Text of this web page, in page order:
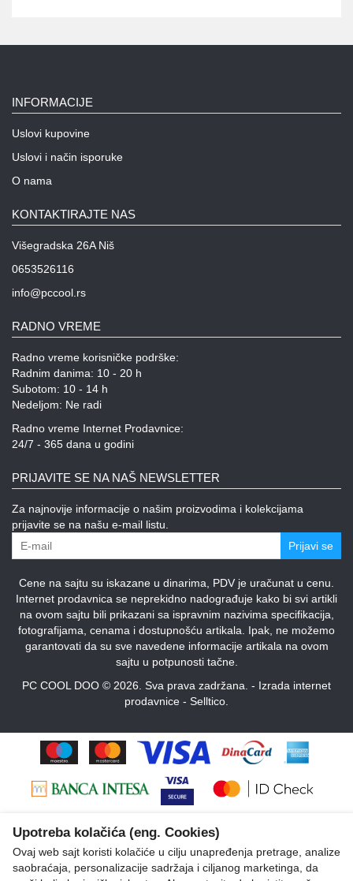
INFORMACIJE
Uslovi kupovine
Uslovi i način isporuke
O nama
KONTAKTIRAJTE NAS
Višegradska 26A Niš
0653526116
info@pccool.rs
RADNO VREME
Radno vreme korisničke podrške:
Radnim danima: 10 - 20 h
Subotom: 10 - 14 h
Nedeljom: Ne radi
Radno vreme Internet Prodavnice:
24/7 - 365 dana u godini
PRIJAVITE SE NA NAŠ NEWSLETTER
Za najnovije informacije o našim proizvodima i kolekcijama
prijavite se na našu e-mail listu.
Prijavi se
Cene na sajtu su iskazane u dinarima, PDV je uračunat u cenu.
Internet prodavnica se neprekidno nadograđuje kako bi svi artikli
na ovom sajtu bili prikazani sa ispravnim nazivima specifikacija,
fotografijama, cenama i dostupnošću artikala. Ipak, ne možemo
garantovati da su sve navedene informacije artikala na ovom
sajtu u potpunosti tačne.
PC COOL DOO © 2026. Sva prava zadržana. - Izrada internet
prodavnice - Selltico.
Upotreba kolačića (eng. Cookies)
Ovaj web sajt koristi kolačiće u cilju unapređenja pretrage, analize
saobraćaja, personalizacije sadržaja i ciljanog marketinga, da